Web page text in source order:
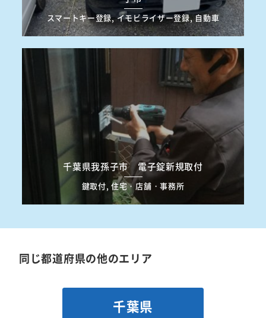
スマートキー登録, イモビライザー登録, 自動車
千葉県我孫子市 電子錠新規取付
鍵取付, 住宅・店舗・事務所
同じ都道府県の他のエリア
千葉県